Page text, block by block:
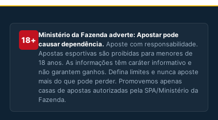
18+
Ministério da Fazenda adverte: Apostar pode
causar dependência. Aposte com responsabilidade.
Apostas esportivas são proibidas para menores de
18 anos. As informações têm caráter informativo e
não garantem ganhos. Defina limites e nunca aposte
mais do que pode perder. Promovemos apenas
casas de apostas autorizadas pela SPA/Ministério da
Fazenda.